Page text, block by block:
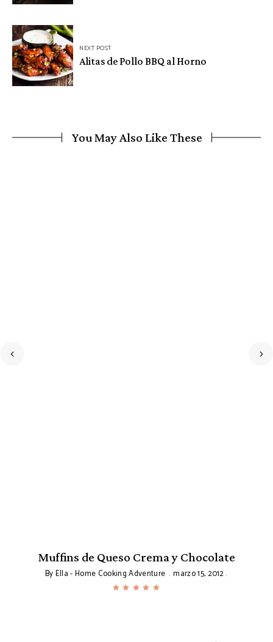
NEXT POST
Alitas de Pollo BBQ al Horno
You May Also Like These
Muffins de Queso Crema y Chocolate
ByElla - Home Cooking Adventure marzo 15, 2012